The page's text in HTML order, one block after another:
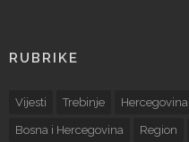
RUBRIKE
Vijesti Trebinje Hercegovina
Bosna i Hercegovina Region